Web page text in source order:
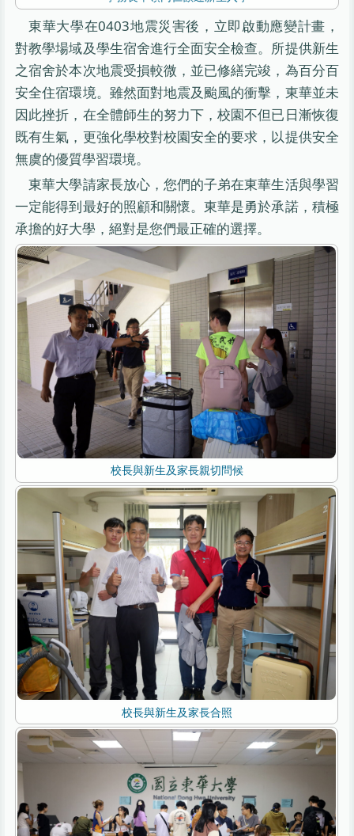
東華大學在0403地震災害後，立即啟動應變計畫，
對教學場域及學生宿舍進行全面安全檢查。所提供新生
之宿舍於本次地震受損較微，並已修繕完竣，為百分百
安全住宿環境。雖然面對地震及颱風的衝擊，東華並未
因此挫折，在全體師生的努力下，校園不但已日漸恢復
既有生氣，更強化學校對校園安全的要求，以提供安全
無虞的優質學習環境。
東華大學請家長放心，您們的子弟在東華生活與學習
一定能得到最好的照顧和關懷。東華是勇於承諾，積極
承擔的好大學，絕對是您們最正確的選擇。
校長與新生及家長親切問候
校長與新生及家長合照